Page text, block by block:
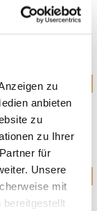
zu
anbieten
zu
zu Ihrer
für
Unsere
mit
bereitgestellt